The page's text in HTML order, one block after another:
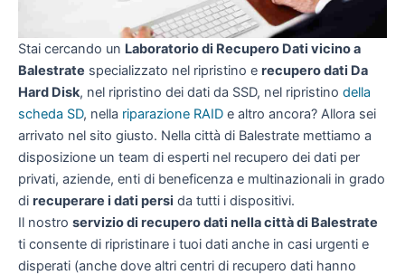
Stai cercando un Laboratorio di Recupero Dati vicino a
Balestrate specializzato nel ripristino e recupero dati Da
Hard Disk, nel ripristino dei dati da SSD, nel ripristino della
scheda SD, nella riparazione RAID e altro ancora? Allora sei
arrivato nel sito giusto. Nella città di Balestrate mettiamo a
disposizione un team di esperti nel recupero dei dati per
privati, aziende, enti di beneficenza e multinazionali in grado
di recuperare i dati persi da tutti i dispositivi.
Il nostro servizio di recupero dati nella città di Balestrate
ti consente di ripristinare i tuoi dati anche in casi urgenti e
disperati (anche dove altri centri di recupero dati hanno